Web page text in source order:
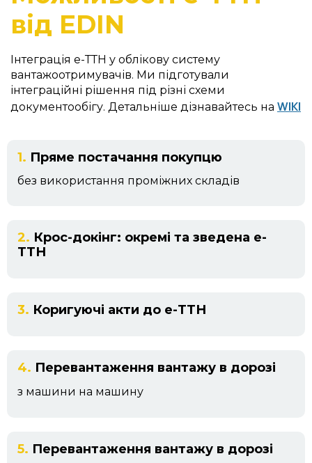
від EDIN
Інтеграція е-ТТН у облікову систему
вантажоотримувачів. Ми підготували
інтеграційні рішення під різні схеми
документообігу. Детальніше дізнавайтесь на WIKI
1. Пряме постачання покупцю
без використання проміжних складів
2. Крос-докінг: окремі та зведена е-
ТТН
3. Коригуючі акти до е-ТТН
4. Перевантаження вантажу в дорозі
з машини на машину
5. Перевантаження вантажу в дорозі